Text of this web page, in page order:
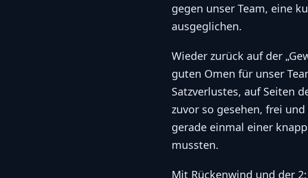
gegen unser Team, eine
ausgeglichen.
Wieder zurück auf der
guten Omen für unser
Satzverlustes, auf Seiten
zuvor so gesehen, frei
gerade einmal einer
mussten.
Mit Rückenwind und der